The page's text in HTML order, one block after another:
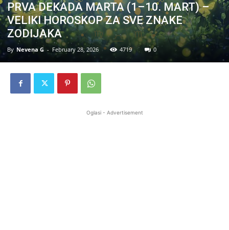
PRVA DEKADA MARTA (1–10. MART) –
VELIKI HOROSKOP ZA SVE ZNAKE
ZODIJAKA
By Nevena G - February 28, 2026 4719 0
Oglasi - Advertisement